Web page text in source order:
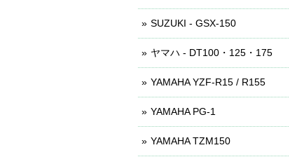
SUZUKI - GSX-150
ヤマハ - DT100・125・175
YAMAHA YZF-R15 / R155
YAMAHA PG-1
YAMAHA TZM150